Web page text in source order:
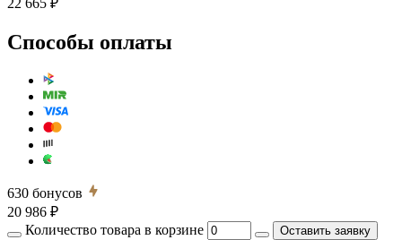
Способы оплаты
630 бонусов
20 986 ₽
Количество товара в корзине
Оставить заявку